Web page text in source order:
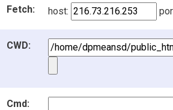
Fetch: host:
CWD:
Cmd: